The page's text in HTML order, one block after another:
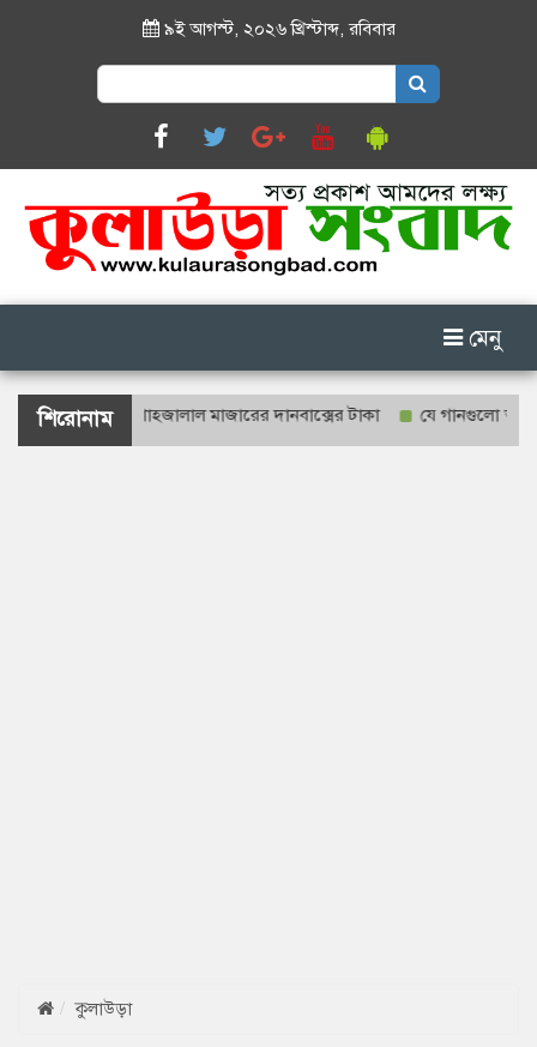
৯ই আগস্ট, ২০২৬ খ্রিস্টাব্দ,রবিবার
Search
for:
মেনু
শিরোনাম
গণনা হবে শাহজালাল মাজারের দানবাক্সের টাকা যে গানগুলো আজও
কুলাউড়া